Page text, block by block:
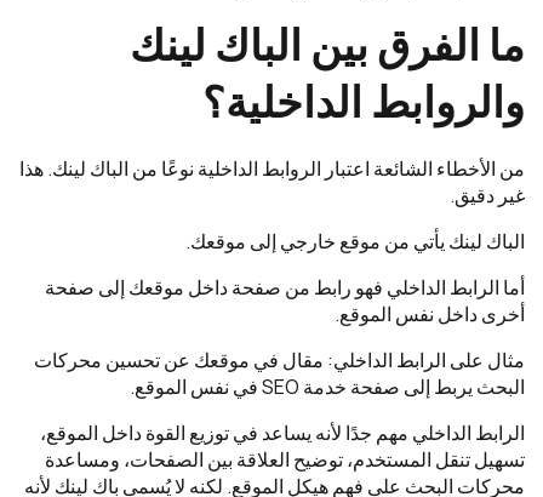
ما الفرق بين الباك لينك
والروابط الداخلية؟
من الأخطاء الشائعة اعتبار الروابط الداخلية نوعًا من الباك لينك. هذا
غير دقيق.
الباك لينك يأتي من موقع خارجي إلى موقعك.
أما الرابط الداخلي فهو رابط من صفحة داخل موقعك إلى صفحة
أخرى داخل نفس الموقع.
مثال على الرابط الداخلي: مقال في موقعك عن تحسين محركات
البحث يربط إلى صفحة خدمة SEO في نفس الموقع.
الرابط الداخلي مهم جدًا لأنه يساعد في توزيع القوة داخل الموقع،
تسهيل تنقل المستخدم، توضيح العلاقة بين الصفحات، ومساعدة
محركات البحث على فهم هيكل الموقع. لكنه لا يُسمى باك لينك لأنه